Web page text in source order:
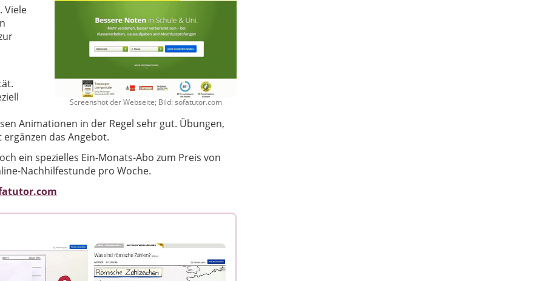
Screenshot der Webseite; Bild: sofatutor.com
Viele
Animationen in der Regel sehr gut. Übungen,
das Angebot.
ein spezielles Ein-Monats-Abo zum Preis von
Nachhilfestunde pro Woche.